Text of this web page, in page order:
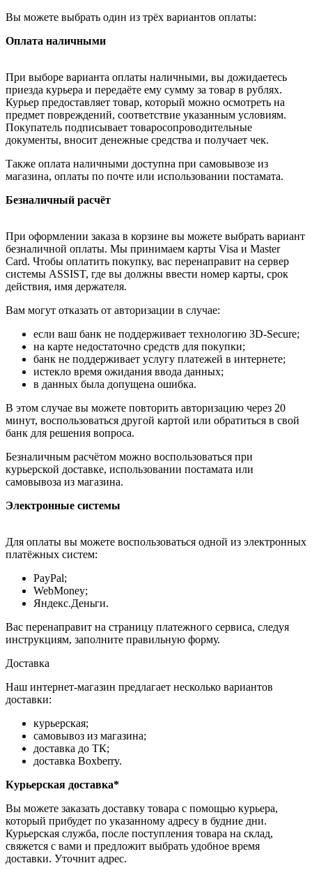
Вы можете выбрать один из трёх вариантов оплаты:
Оплата наличными
При выборе варианта оплаты наличными, вы дожидаетесь
приезда курьера и передаёте ему сумму за товар в рублях.
Курьер предоставляет товар, который можно осмотреть на
предмет повреждений, соответствие указанным условиям.
Покупатель подписывает товаросопроводительные
документы, вносит денежные средства и получает чек.
Также оплата наличными доступна при самовывозе из
магазина, оплаты по почте или использовании постамата.
Безналичный расчёт
При оформлении заказа в корзине вы можете выбрать вариант
безналичной оплаты. Мы принимаем карты Visa и Master
Card. Чтобы оплатить покупку, вас перенаправит на сервер
системы ASSIST, где вы должны ввести номер карты, срок
действия, имя держателя.
Вам могут отказать от авторизации в случае:
если ваш банк не поддерживает технологию 3D-Secure;
на карте недостаточно средств для покупки;
банк не поддерживает услугу платежей в интернете;
истекло время ожидания ввода данных;
в данных была допущена ошибка.
В этом случае вы можете повторить авторизацию через 20
минут, воспользоваться другой картой или обратиться в свой
банк для решения вопроса.
Безналичным расчётом можно воспользоваться при
курьерской доставке, использовании постамата или
самовывоза из магазина.
Электронные системы
Для оплаты вы можете воспользоваться одной из электронных
платёжных систем:
PayPal;
WebMoney;
Яндекс.Деньги.
Вас перенаправит на страницу платежного сервиса, следуя
инструкциям, заполните правильную форму.
Доставка
Наш интернет-магазин предлагает несколько вариантов
доставки:
курьерская;
самовывоз из магазина;
доставка до ТК;
доставка Boxberry.
Курьерская доставка*
Вы можете заказать доставку товара с помощью курьера,
который прибудет по указанному адресу в будние дни.
Курьерская служба, после поступления товара на склад,
свяжется с вами и предложит выбрать удобное время
доставки. Уточнит адрес.